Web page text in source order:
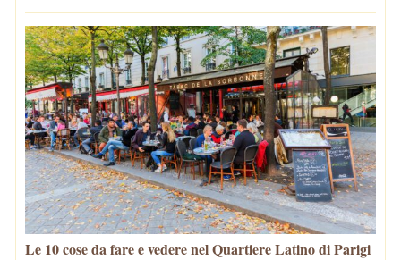
Le 10 cose da fare e vedere nel Quartiere Latino di Parigi